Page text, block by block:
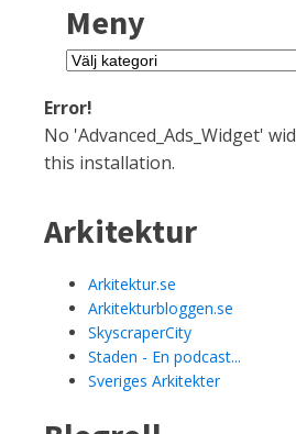
Meny
Meny
Error!
No 'Advanced_Ads_Widget'
this installation.
Arkitektur
Arkitektur.se
Arkitekturbloggen.se
SkyscraperCity
Staden - En podcast...
Sveriges Arkitekter